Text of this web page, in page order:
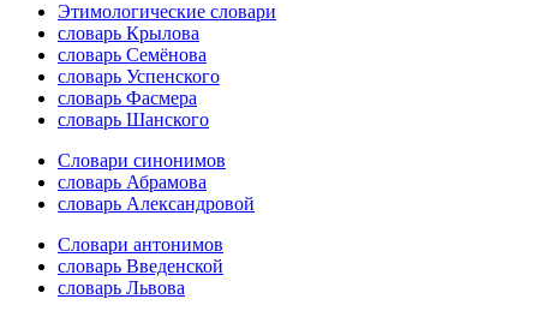
Этимологические словари
словарь Крылова
словарь Семёнова
словарь Успенского
словарь Фасмера
словарь Шанского
Словари синонимов
словарь Абрамова
словарь Александровой
Словари антонимов
словарь Введенской
словарь Львова